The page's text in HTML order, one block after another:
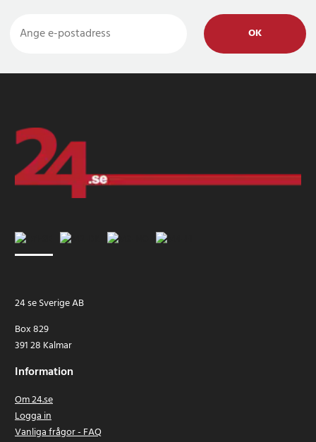
OK
24 se Sverige AB
Box 829
391 28 Kalmar
Information
Om 24.se
Logga in
Vanliga frågor - FAQ